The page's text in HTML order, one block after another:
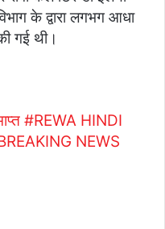
के द्वारा लगभग आधा
गई थी।
#REWA HINDI
NEWS